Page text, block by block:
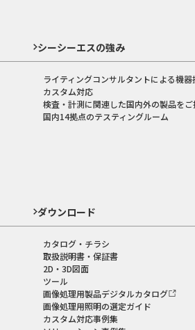
シーシーエスの強み
ライティングコンサルタントによる機器
カスタム対応
検査・計測に関連した国内外の製品をご
国内14拠点のテスティングルーム
ダウンロード
カタログ・チラシ
取扱説明書・保証書
2D・3D図面
ツール
画像処理用製品デジタルカタログ
画像処理用照明の選定ガイド
カスタム対応事例集